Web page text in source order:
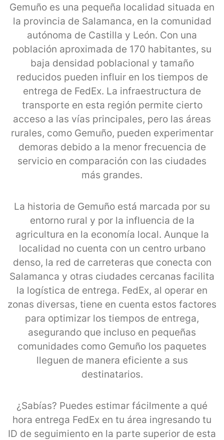
Gemuño es una pequeña localidad situada en
la provincia de Salamanca, en la comunidad
autónoma de Castilla y León. Con una
población aproximada de 170 habitantes, su
baja densidad poblacional y tamaño
reducidos pueden influir en los tiempos de
entrega de FedEx. La infraestructura de
transporte en esta región permite cierto
acceso a las vías principales, pero las áreas
rurales, como Gemuño, pueden experimentar
demoras debido a la menor frecuencia de
servicio en comparación con las ciudades
más grandes.
La historia de Gemuño está marcada por su
entorno rural y por la influencia de la
agricultura en la economía local. Aunque la
localidad no cuenta con un centro urbano
denso, la red de carreteras que conecta con
Salamanca y otras ciudades cercanas facilita
la logística de entrega. FedEx, al operar en
zonas diversas, tiene en cuenta estos factores
para optimizar los tiempos de entrega,
asegurando que incluso en pequeñas
comunidades como Gemuño los paquetes
lleguen de manera eficiente a sus
destinatarios.
¿Sabías? Puedes estimar fácilmente a qué
hora entrega FedEx en tu área ingresando tu
ID de seguimiento en la parte superior de esta